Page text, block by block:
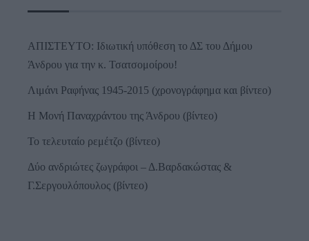
ΑΠΙΣΤΕΥΤΟ: Ιδιωτική υπόθεση το ΔΣ του Δήμου
Άνδρου για την κ. Τσατσομοίρου!
Λιμάνι Ραφήνας 1945-2015 (χρονογράφημα και βίντεο)
Η Μονή Παναχράντου της Άνδρου (βίντεο)
Το τελευταίο ρεμέτζο (βίντεο)
Δύο ανδριώτες ζωγράφοι – Δ.Βαρδακώστας &
Γ.Σεργουλόπουλος (βίντεο)